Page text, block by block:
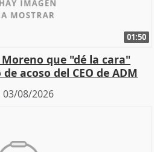
01:50
que "dé la cara"
acoso del CEO de ADM
03/08/2026